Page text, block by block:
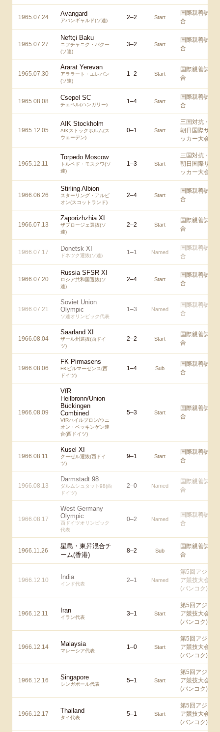
1965.07.24 Avangard
アバンギャルド(ソ連) 2–2 Start
国際親善試
合
1965.07.27
Neftçi Baku
ニフチャニク・バクー
(ソ連)
3–2 Start
国際親善試
合
1965.07.30
Ararat Yerevan
アララート・エレバン
(ソ連)
1–2 Start
国際親善試
合
1965.08.08 Csepel SC
チェペル(ハンガリー) 1–4 Start
国際親善試
合
1965.12.05
AIK Stockholm
AIKストックホルム(ス
ウェーデン)
0–1 Start
三国対抗・
朝日国際サ
ッカー大会
1965.12.11
Torpedo Moscow
トルペド・モスクワ(ソ
連)
1–3 Start
三国対抗・
朝日国際サ
ッカー大会
1966.06.26
Stirling Albion
スターリング・アルビ
オン(スコットランド)
2–4 Start
国際親善試
合
1966.07.13
Zaporizhzhia XI
ザプロージェ選抜(ソ
連)
2–2 Start
国際親善試
合
1966.07.17 Donetsk XI
ドネツク選抜(ソ連) 1–1 Named
国際親善試
合
1966.07.20
Russia SFSR XI
ロシア共和国選抜(ソ
連)
2–4 Start
国際親善試
合
1966.07.21
Soviet Union
Olympic
ソ連オリンピック代表
1–3 Named
国際親善試
合
1966.08.04
Saarland XI
ザール州選抜(西ドイ
ツ)
2–2 Start
国際親善試
合
1966.08.06
FK Pirmasens
FKピルマーゼンス(西
ドイツ)
1–4 Sub
国際親善試
合
1966.08.09
VfR
Heilbronn/Union
Bückingen
Combined
VfRハイルブロン/ウニ
オン・ベッキンゲン連
合(西ドイツ)
5–3 Start
国際親善試
合
1966.08.11
Kusel XI
クーゼル選抜(西ドイ
ツ)
9–1 Start
国際親善試
合
1966.08.13
Darmstadt 98
ダルムシュタット98(西
ドイツ)
2–0 Named
国際親善試
合
1966.08.17
West Germany
Olympic
西ドイツオリンピック
代表
0–2 Named
国際親善試
合
1966.11.26
星島・東昇混合チ
ーム(香港)
8–2 Sub
国際親善試
合
1966.12.10 India
インド代表
2–1 Named
第5回アジ
ア競技大会
(バンコク)
1966.12.11 Iran
イラン代表
3–1 Start
第5回アジ
ア競技大会
(バンコク)
1966.12.14 Malaysia
マレーシア代表
1–0 Start
第5回アジ
ア競技大会
(バンコク)
1966.12.16 Singapore
シンガポール代表
5–1 Start
第5回アジ
ア競技大会
(バンコク)
1966.12.17 Thailand
タイ代表
5–1 Start
第5回アジ
ア競技大会
(バンコク)